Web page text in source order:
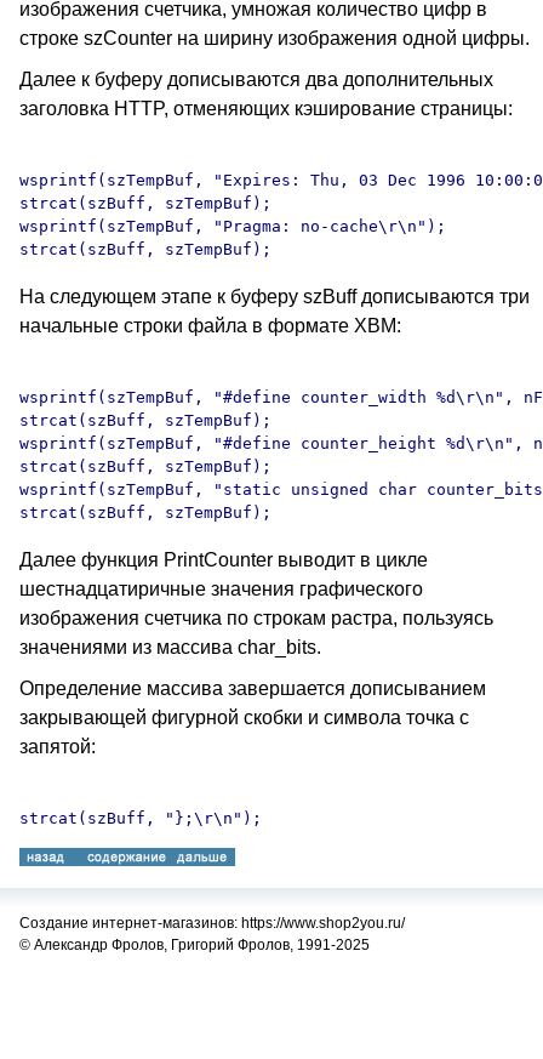
изображения счетчика, умножая количество цифр в
строке szCounter на ширину изображения одной цифры.
Далее к буферу дописываются два дополнительных
заголовка HTTP, отменяющих кэширование страницы:
wsprintf(szTempBuf, "Expires: Thu, 03 Dec 1996
strcat(szBuff, szTempBuf);
wsprintf(szTempBuf, "Pragma: no-cache\r\n");
На следующем этапе к буферу szBuff дописываются три
начальные строки файла в формате XBM:
wsprintf(szTempBuf, "#define counter_width %d\r\n",
strcat(szBuff, szTempBuf);
wsprintf(szTempBuf, "#define counter_height %d\r\n",
strcat(szBuff, szTempBuf);
wsprintf(szTempBuf, "static unsigned char
Далее функция PrintCounter выводит в цикле
шестнадцатиричные значения графического
изображения счетчика по строкам растра, пользуясь
значениями из массива char_bits.
Определение массива завершается дописыванием
закрывающей фигурной скобки и символа точка с
запятой:
Создание интернет-магазинов: https://www.shop2you.ru/
© Александр Фролов, Григорий Фролов, 1991-2025